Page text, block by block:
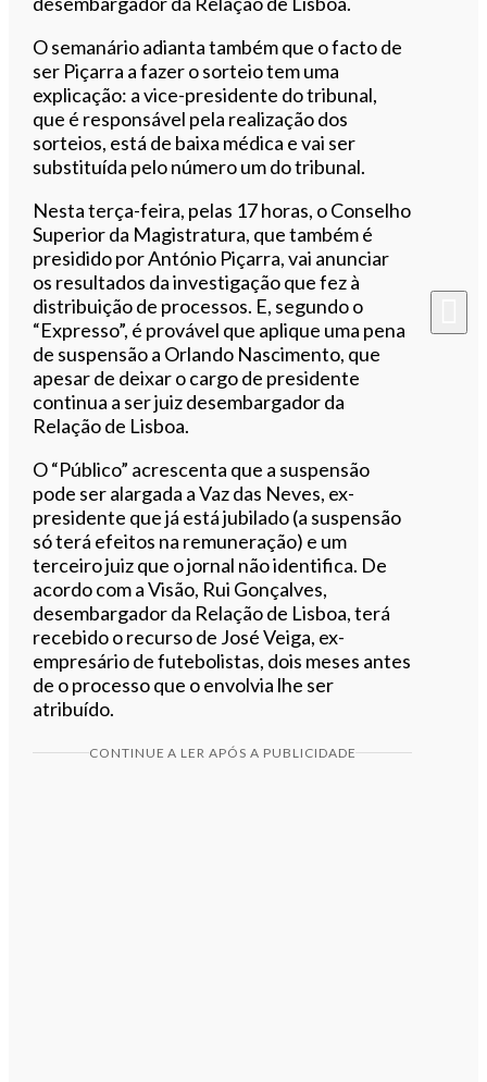
O semanário adianta também que o facto de
ser Piçarra a fazer o sorteio tem uma
explicação: a vice-presidente do tribunal,
que é responsável pela realização dos
sorteios, está de baixa médica e vai ser
substituída pelo número um do tribunal.
Nesta terça-feira, pelas 17 horas, o Conselho
Superior da Magistratura, que também é
presidido por António Piçarra, vai anunciar
os resultados da investigação que fez à
distribuição de processos. E, segundo o
“Expresso”, é provável que aplique uma pena
de suspensão a Orlando Nascimento, que
apesar de deixar o cargo de presidente
continua a ser juiz desembargador da
Relação de Lisboa.
O “Público” acrescenta que a suspensão
pode ser alargada a Vaz das Neves, ex-
presidente que já está jubilado (a suspensão
só terá efeitos na remuneração) e um
terceiro juiz que o jornal não identifica. De
acordo com a Visão, Rui Gonçalves,
desembargador da Relação de Lisboa, terá
recebido o recurso de José Veiga, ex-
empresário de futebolistas, dois meses antes
de o processo que o envolvia lhe ser
atribuído.
CONTINUE A LER APÓS A PUBLICIDADE